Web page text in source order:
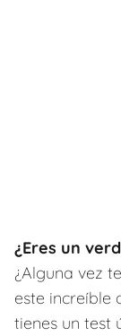
¿Eres un
¿Alguna vez
este increíble
tienes un test